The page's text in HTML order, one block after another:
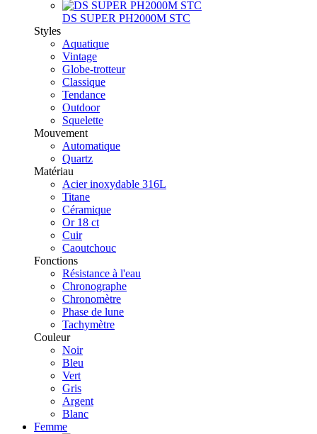
DS SUPER PH2000M STC
Styles
Aquatique
Vintage
Globe-trotteur
Classique
Tendance
Outdoor
Squelette
Mouvement
Automatique
Quartz
Matériau
Acier inoxydable 316L
Titane
Céramique
Or 18 ct
Cuir
Caoutchouc
Fonctions
Résistance à l'eau
Chronographe
Chronomètre
Phase de lune
Tachymètre
Couleur
Noir
Bleu
Vert
Gris
Argent
Blanc
Femme